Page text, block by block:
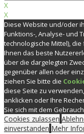
X
X
Diese Website und/oder
Funktions-, Analyse- und
technologische Mittel),
Ihnen das beste
über die dargelegten
gegenüber allen oder
ziehen Sie bitte die
diese Seite zu
anklicken oder Ihre
Sie sich mit dem
Cookies zulassen
einverstanden Mehr